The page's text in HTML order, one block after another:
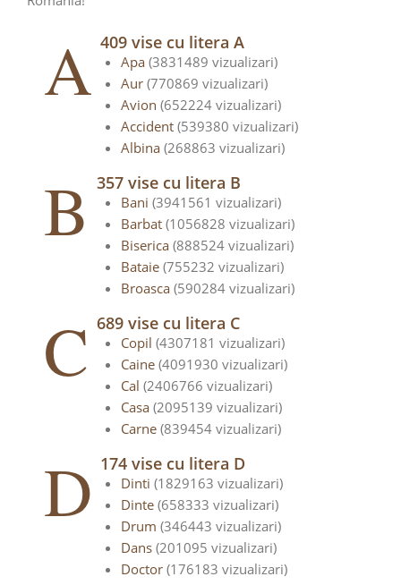
A 409 vise cu litera A
Apa (3831489 vizualizari)
Aur (770869 vizualizari)
Avion (652224 vizualizari)
Accident (539380 vizualizari)
Albina (268863 vizualizari)
B 357 vise cu litera B
Bani (3941561 vizualizari)
Barbat (1056828 vizualizari)
Biserica (888524 vizualizari)
Bataie (755232 vizualizari)
Broasca (590284 vizualizari)
C 689 vise cu litera C
Copil (4307181 vizualizari)
Caine (4091930 vizualizari)
Cal (2406766 vizualizari)
Casa (2095139 vizualizari)
Carne (839454 vizualizari)
D 174 vise cu litera D
Dinti (1829163 vizualizari)
Dinte (658333 vizualizari)
Drum (346443 vizualizari)
Dans (201095 vizualizari)
Doctor (176183 vizualizari)